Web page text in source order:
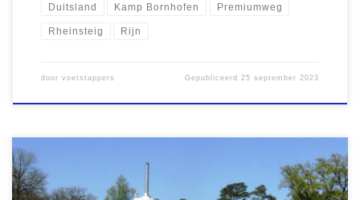
Duitsland Kamp Bornhofen Premiumweg
Rheinsteig Rijn
door voetstappers Gepubliceerd25 september 2023